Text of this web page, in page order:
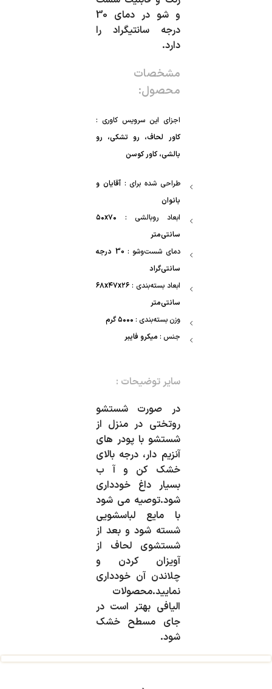
و شو در دمای 30
درجه سانتیگراد را
دارد.
مشخصات
محصول:
اجزای این سرویس کاوری :
کاور لحاف، رو تشکی، رو
بالشی، کاور کوسن
طراحی شده برای :آقایان و
بانوان
ابعاد روبالشی : ۵۰x۷۰
سانتی‌متر
دمای شست‌وشو :
30 درجه
سانتی‌گراد
ابعاد بسته‌بندی : ۶۸x۴۷x۲۶
سانتی‌متر
وزن بسته‌بندی : ۵۰۰۰ گرم
جنس : میکرو فایبر
سایر توضیحات :
در صورت شستشو
روتختی در منزل از
شستشو با پودر های
آنزیم دار، درجه بالای
خشک کن و آ ب
بسیار داغ خودداری
شود.توصیه می شود
با مایع لباسشویی
شسته شود و بعد از
شستشوی لحاف از
آویزان کردن و
چلاندن آن خودداری
نمایید.محصولات
الیافی بهتر است در
جای مسطح خشک
شود.